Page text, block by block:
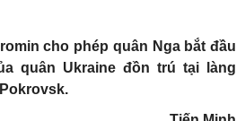
cho phép quân Nga bắt đầu
quân Ukraine đồn trú tại làng